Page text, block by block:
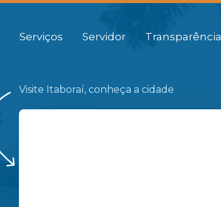
Serviços Servidor Transparência
Visite Itaboraí, conheça a cidade